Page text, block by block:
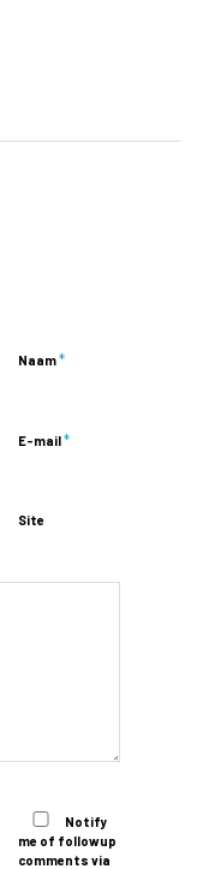
Naam*
E-mail*
Site
Notify
me of followup
comments via